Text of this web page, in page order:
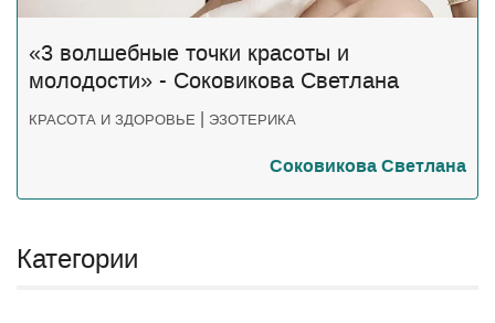
Категории
«3 волшебные точки красоты и
молодости» - Соковикова Светлана
КРАСОТА И ЗДОРОВЬЕ | ЭЗОТЕРИКА
Соковикова Светлана